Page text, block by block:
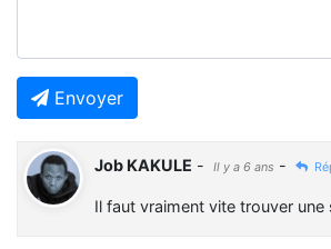
Envoyer
Job KAKULE - Il y a 6 ans -
Il faut vraiment vite trouver une